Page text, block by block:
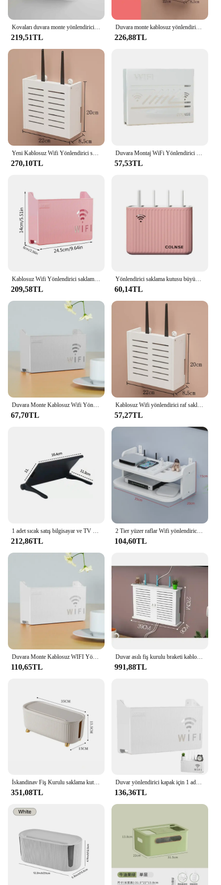
Kovaları duvara monte yönlendirici kutusu ofis medya dekor konsolu Wifi Wifi kutusu kablosuz saklama kutuları raf braketi asma duvar rafı
219,51TL
Duvara monte kablosuz yönlendirici raf oturma odası duvara monte WiFi saklama kutusu duvar dekorasyon kablo güç braketi organizatör kutusu
226,88TL
Yeni Kablosuz Wifi Yönlendirici saklama kutusu Oturma Odası Soketi Wifi Dekorasyon Duvara monte TV Set üstü Kutu Raf Kablosu Güç Organizatör
270,10TL
Duvara Montaj WiFi Yönlendirici Kutusu Modern Içi Boş Isı Dağılımı Çok fonksiyonlu TV Set üstü Kutusu Depolama Tutucu Organizatör Raf
57,53TL
209,58TL 60,14TL
67,70TL
Kablosuz Wifi yönlendirici raf saklama kutusu oturma odası soket Wifi dekorasyon duvara monte TV Set-top Box raflar kablo güç organizatör
57,27TL
212,86TL
2 Tier yüzer raflar Wifi yönlendirici asılı katmanlı çok dokunun Outlet Set Top kutu tutucu kablo braketi duvar montaj depolama organizatör
104,60TL
110,65TL
Duvar asılı fiş kurulu braketi kablo düzenleyici PVC Panel raf duvar kablosuz Wifi yönlendirici raf monte saklama kutusu ev dekor
991,88TL
İskandinav Fiş Kurulu saklama kutusu kablo tel organizatör Vaka Soket Kablosuz WiFi Yönlendirici Bilezik Masaüstü Veri Hattı Fiş Tutucu Raf
351,08TL
Duvar yönlendirici kapak için 1 adet Wifi yönlendirici saklama kutusu ev yönlendirici kutuları güç şeridi ve kablo yönetimi saklama kutusu Hider raf
136,36TL